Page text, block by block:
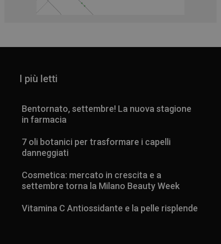
I più letti
Bentornato, settembre! La nuova stagione
in farmacia
7 oli botanici per trasformare i capelli
danneggiati
Cosmetica: mercato in crescita e a
settembre torna la Milano Beauty Week
Vitamina C Antiossidante e la pelle risplende